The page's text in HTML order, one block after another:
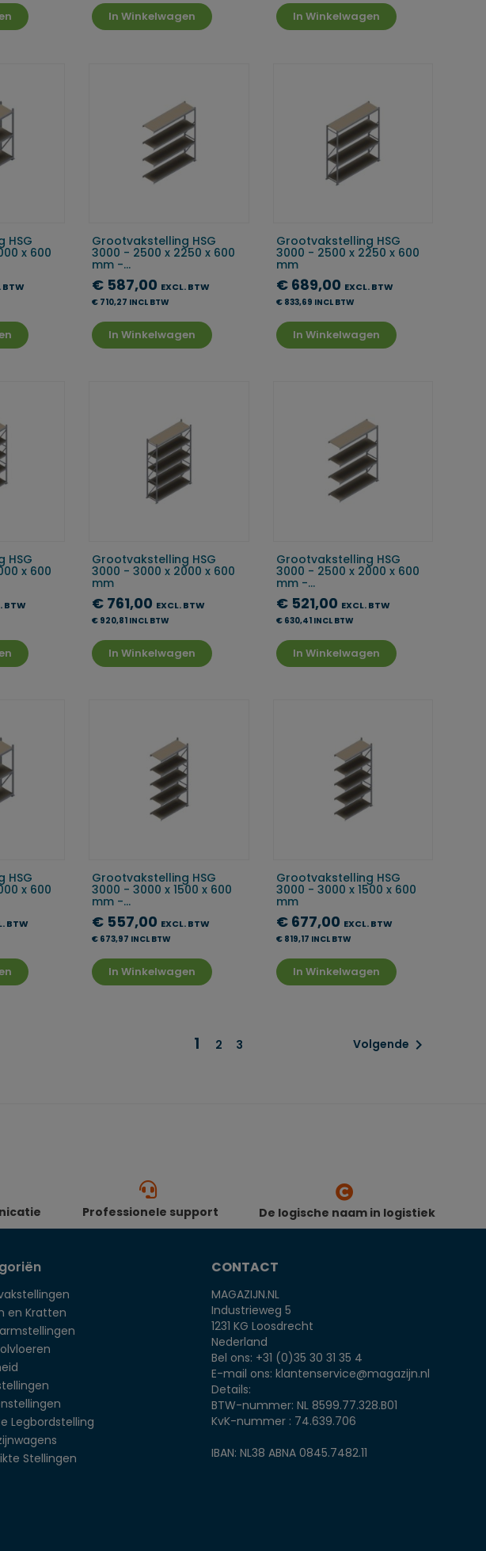
In Winkelwagen In Winkelwagen
HSG
x 600
BTW
Grootvakstelling HSG
3000 - 2500 x 2250 x 600
mm -...
€ 587,00 EXCL. BTW
€ 710,27 INCL BTW
In Winkelwagen
Grootvakstelling HSG
3000 - 2500 x 2250 x 600
mm
€ 689,00 EXCL. BTW
€ 833,69 INCL BTW
In Winkelwagen
HSG
x 600
BTW
Grootvakstelling HSG
3000 - 3000 x 2000 x 600
mm
€ 761,00 EXCL. BTW
€ 920,81 INCL BTW
In Winkelwagen
Grootvakstelling HSG
3000 - 2500 x 2000 x 600
mm -...
€ 521,00 EXCL. BTW
€ 630,41 INCL BTW
In Winkelwagen
HSG
x 600
BTW
Grootvakstelling HSG
3000 - 3000 x 1500 x 600
mm -...
€ 557,00 EXCL. BTW
€ 673,97 INCL BTW
In Winkelwagen
Grootvakstelling HSG
3000 - 3000 x 1500 x 600
mm
€ 677,00 EXCL. BTW
€ 819,17 INCL BTW
In Winkelwagen
1 2 3 Volgende 
Professionele support De logische naam in logistiek
en Kratten
Legbordstelling
Stellingen
CONTACT
MAGAZIJN.NL
Industrieweg 5
1231 KG Loosdrecht
Nederland
Bel ons: +31 (0)35 30 31 35 4
E-mail ons: klantenservice@magazijn.nl
Details:
BTW-nummer: NL 8599.77.328.B01
KvK-nummer : 74.639.706
IBAN: NL38 ABNA 0845.7482.11